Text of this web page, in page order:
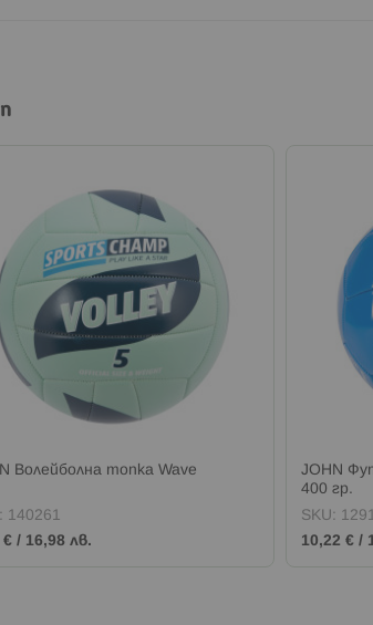
Волейболна топка Wave
140261
€ / 16,98 лв.
JOHN
400 гр.
SKU:
10,22 € /